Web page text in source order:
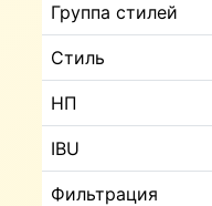
Группа стилей
Стиль
НП
IBU
Фильтрация